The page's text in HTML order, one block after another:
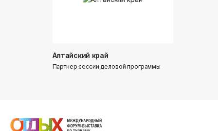
Алтайский край
Партнер сессии деловой программы